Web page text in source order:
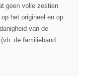
geen volle zestien
het origineel en op
van de
de familieband